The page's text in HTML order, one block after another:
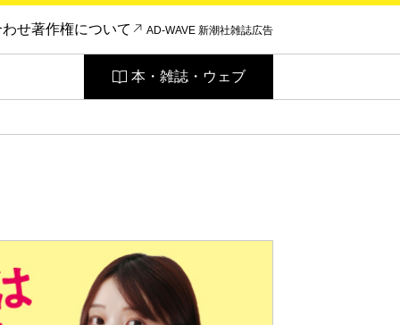
わせ著作権について AD-WAVE 新潮社雑誌広告
本・雑誌・ウェブ